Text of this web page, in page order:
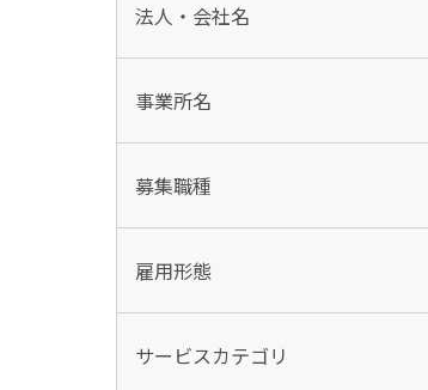
法人・会社名
事業所名
募集職種
雇用形態
サービスカテゴリ